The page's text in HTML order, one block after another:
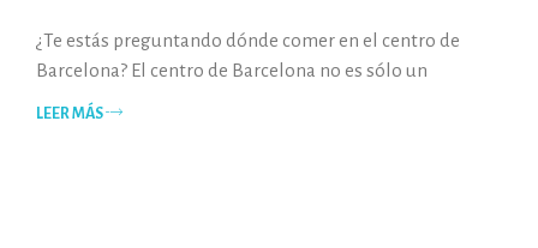
¿Te estás preguntando dónde comer en el centro de
Barcelona? El centro de Barcelona no es sólo un
LEER MÁS